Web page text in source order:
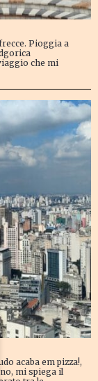
Pioggia a
che mi
acaba em pizza!,
mi spiega il